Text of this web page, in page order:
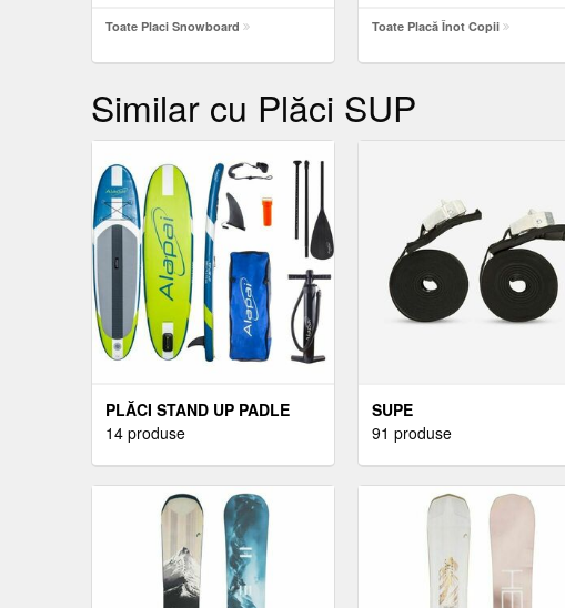
Toate Placi Snowboard Toate Placă Înot Copii
Similar cu Plăci SUP
PLĂCI STAND UP PADLE
14 produse
SUPE
91 produse